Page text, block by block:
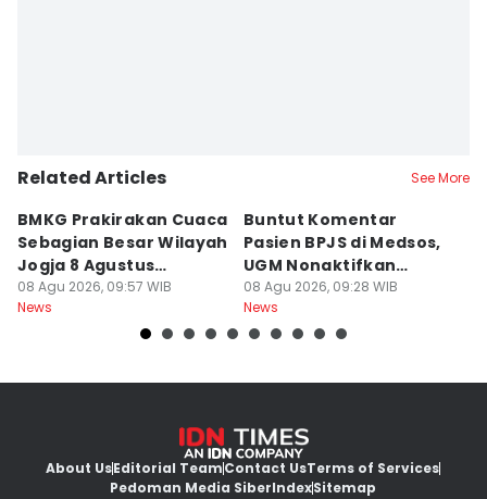
Related Articles See More
BMKG Prakirakan Cuaca
Sebagian Besar Wilayah
Jogja 8 Agustus
Berawan
08 Agu 2026, 09:57 WIB
News
Buntut Komentar
Pasien BPJS di Medsos,
UGM Nonaktifkan
Dokter PPDS
08 Agu 2026, 09:28 WIB
News
About UsEditorial TeamContact UsTerms of Services
Pedoman Media SiberIndexSitemap